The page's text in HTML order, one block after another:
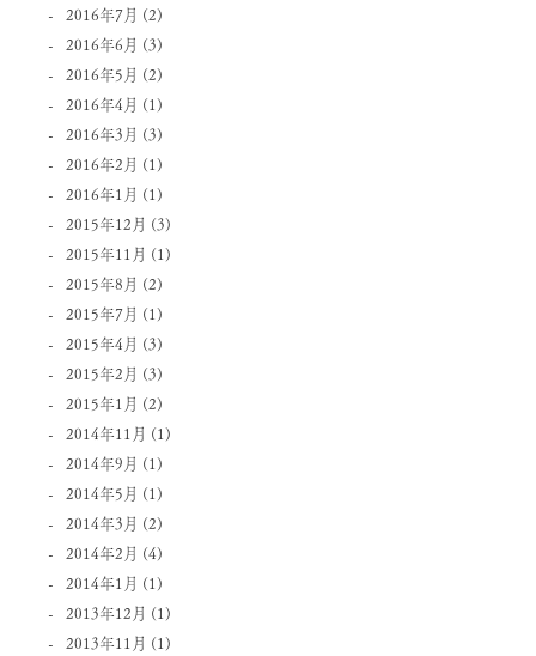
2016年7月 (2)
2016年6月 (3)
2016年5月 (2)
2016年4月 (1)
2016年3月 (3)
2016年2月 (1)
2016年1月 (1)
2015年12月 (3)
2015年11月 (1)
2015年8月 (2)
2015年7月 (1)
2015年4月 (3)
2015年2月 (3)
2015年1月 (2)
2014年11月 (1)
2014年9月 (1)
2014年5月 (1)
2014年3月 (2)
2014年2月 (4)
2014年1月 (1)
2013年12月 (1)
2013年11月 (1)